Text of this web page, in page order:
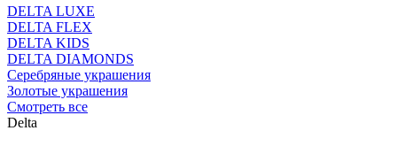
DELTA LUXE
DELTA FLEX
DELTA KIDS
DELTA DIAMONDS
Серебряные украшения
Золотые украшения
Смотреть все
Delta